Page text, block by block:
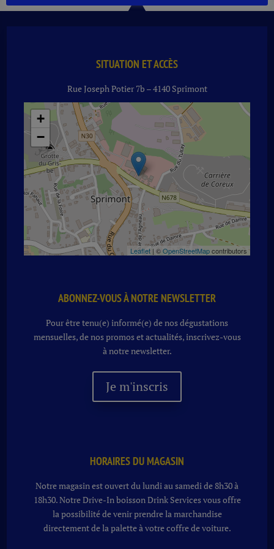
12
SITUATION ET ACCÈS
Rue Joseph Potier 7b – 4140 Sprimont
+
−
Leaflet| ©OpenStreetMapcontributors
ABONNEZ-VOUS À NOTRE NEWSLETTER
Pour être tenu(e) informé(e) de nos dégustations
mensuelles, de nos promos et actualités, inscrivez-vous
à notre newsletter.
Je m'inscris
HORAIRES DU MAGASIN
Notre magasin est ouvert du lundi au samedi de 8h30 à
18h30. NotreDrive-In boissonDrink Services vous offre
la possibilité de venir prendre la marchandise
directement de la palette à votre coffre de voiture.